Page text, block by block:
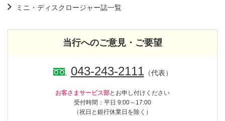
ミニ・ディスクロージャー誌一覧
当行へのご意見・ご要望
043-243-2111（代表）
お客さまサービス部とお申し付けください
受付時間：平日 9:00～17:00
（祝日と銀行休業日を除く）